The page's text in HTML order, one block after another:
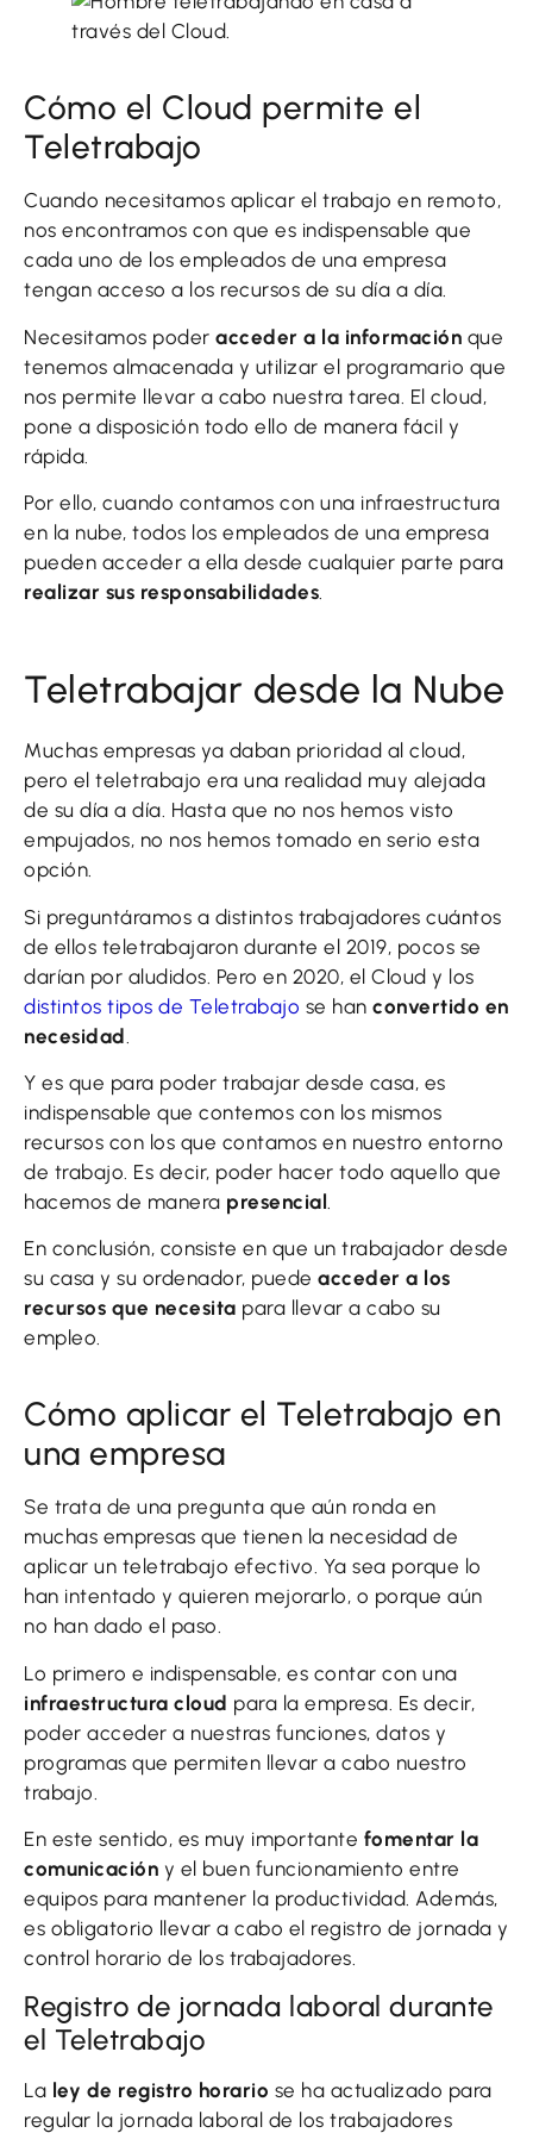
Cómo el Cloud permite el
Teletrabajo
Cuando necesitamos aplicar el trabajo en remoto,
nos encontramos con que es indispensable que
cada uno de los empleados de una empresa
tengan acceso a los recursos de su día a día.
Necesitamos poder acceder a la información que
tenemos almacenada y utilizar el programario que
nos permite llevar a cabo nuestra tarea. El cloud,
pone a disposición todo ello de manera fácil y
rápida.
Por ello, cuando contamos con una infraestructura
en la nube, todos los empleados de una empresa
pueden acceder a ella desde cualquier parte para
realizar sus responsabilidades.
Teletrabajar desde la Nube
Muchas empresas ya daban prioridad al cloud,
pero el teletrabajo era una realidad muy alejada
de su día a día. Hasta que no nos hemos visto
empujados, no nos hemos tomado en serio esta
opción.
Si preguntáramos a distintos trabajadores cuántos
de ellos teletrabajaron durante el 2019, pocos se
darían por aludidos. Pero en 2020, el Cloud y los
distintos tipos de Teletrabajo se han convertido en
necesidad
Y es que para poder trabajar desde casa, es
indispensable que contemos con los mismos
recursos con los que contamos en nuestro entorno
de trabajo. Es decir, poder hacer todo aquello que
hacemos de manera presencial
En conclusión, consiste en que un trabajador desde
su casa y su ordenador, puede acceder a los
recursos que necesita para llevar a cabo su
empleo.
Cómo aplicar el Teletrabajo en
una empresa
Se trata de una pregunta que aún ronda en
muchas empresas que tienen la necesidad de
aplicar un teletrabajo efectivo. Ya sea porque lo
han intentado y quieren mejorarlo, o porque aún
no han dado el paso.
Lo primero e indispensable, es contar con una
infraestructura cloud para la empresa. Es decir,
poder acceder a nuestras funciones, datos y
programas que permiten llevar a cabo nuestro
trabajo.
En este sentido, es muy importante fomentar la
comunicación y el buen funcionamiento entre
equipos para mantener la productividad. Además,
es obligatorio llevar a cabo el registro de jornada y
control horario de los trabajadores.
Registro de jornada laboral durante
el Teletrabajo
La ley de registro horario se ha actualizado para
regular la jornada laboral de los trabajadores